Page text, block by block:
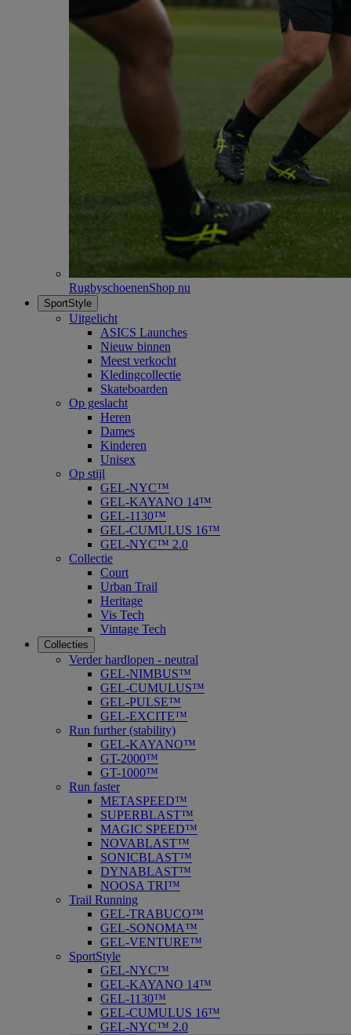
RugbyschoenenShop nu
SportStyle
Uitgelicht
ASICS Launches
Nieuw binnen
Meest verkocht
Kledingcollectie
Skateboarden
Op geslacht
Heren
Dames
Kinderen
Unisex
Op stijl
GEL-NYC™
GEL-KAYANO 14™
GEL-1130™
GEL-CUMULUS 16™
GEL-NYC™ 2.0
Collectie
Court
Urban Trail
Heritage
Vis Tech
Vintage Tech
Collecties
Verder hardlopen - neutral
GEL-NIMBUS™
GEL-CUMULUS™
GEL-PULSE™
GEL-EXCITE™
Run further (stability)
GEL-KAYANO™
GT-2000™
GT-1000™
Run faster
METASPEED™
SUPERBLAST™
MAGIC SPEED™
NOVABLAST™
SONICBLAST™
DYNABLAST™
NOOSA TRI™
Trail Running
GEL-TRABUCO™
GEL-SONOMA™
GEL-VENTURE™
SportStyle
GEL-NYC™
GEL-KAYANO 14™
GEL-1130™
GEL-CUMULUS 16™
GEL-NYC™ 2.0